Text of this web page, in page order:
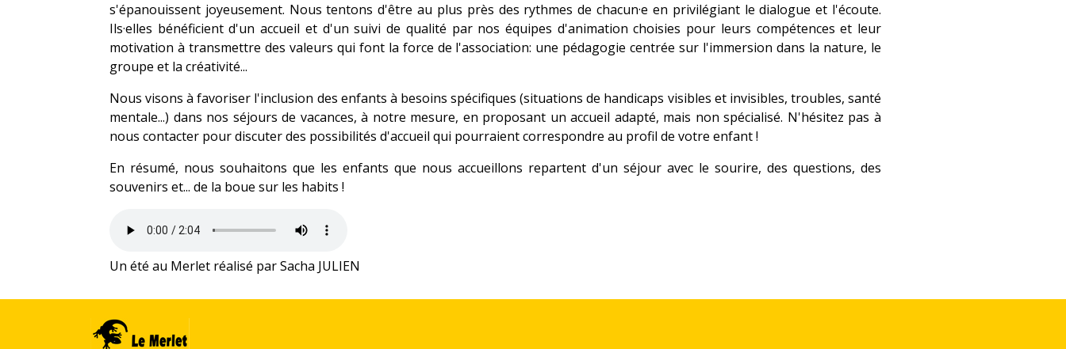
s'épanouissent joyeusement. Nous tentons d'être au plus près des rythmes de chacun·e en privilégiant le dialogue et l'écoute.
Ils·elles bénéficient d'un accueil et d'un suivi de qualité par nos équipes d'animation choisies pour leurs compétences et leur
motivation à transmettre des valeurs qui font la force de l'association: une pédagogie centrée sur l'immersion dans la nature, le
groupe et la créativité...
Nous visons à favoriser l'inclusion des enfants à besoins spécifiques (situations de handicaps visibles et invisibles, troubles, santé
mentale...) dans nos séjours de vacances, à notre mesure, en proposant un accueil adapté, mais non spécialisé. N'hésitez pas à
nous contacter pour discuter des possibilités d'accueil qui pourraient correspondre au profil de votre enfant !
En résumé, nous souhaitons que les enfants que nous accueillons repartent d'un séjour avec le sourire, des questions, des
souvenirs et... de la boue sur les habits !
Un été au Merlet réalisé par Sacha JULIEN